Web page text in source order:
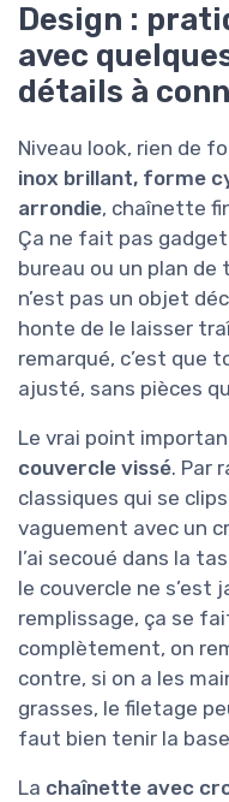
Design :
avec
détails à
Niveau look, rien de
inox brillant, forme
arrondie, chaînette
Ça ne fait pas
bureau ou un plan de
n’est pas un objet
honte de le laisser
remarqué, c’est que
ajusté, sans pièces
Le vrai point
couvercle vissé. Par
classiques qui se
vaguement avec un
l’ai secoué dans la
le couvercle ne s’est
remplissage, ça se
complètement, on
contre, si on a les
grasses, le filetage
faut bien tenir la
La chaînette avec